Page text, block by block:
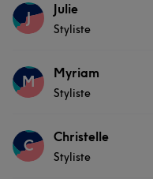
J Julie
Styliste
Prestations
M Myriam
Styliste
Prestations
C Christelle
Styliste